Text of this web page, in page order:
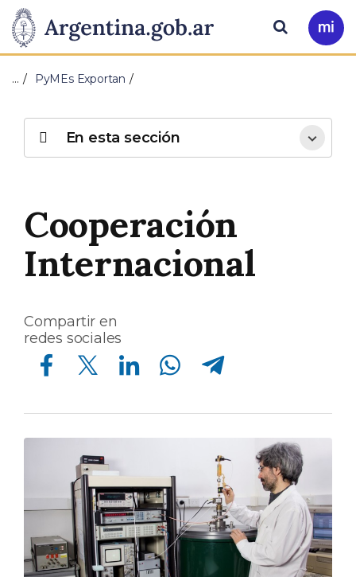
Presidencia
de
Nación
Pasar al contenido principal
Ir
a
Buscar
… PyMEs Exportan
Cooperación
Internacional
Compartir en
redes sociales
Compartir en Facebook Compartir en Twitter Compartir en Linkedin Compartir en Whatsapp Compartir en Telegram
En esta sección